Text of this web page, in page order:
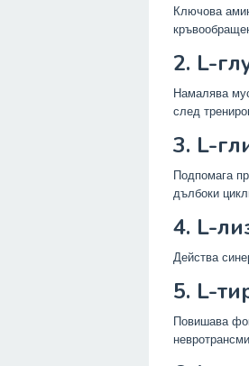
Ключова
2. L-
Намалява
след
3. L-
Подпомага
дълбоки
4. L-
Действа
5. L-
Повишава